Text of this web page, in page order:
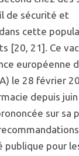
de sécurité et
cette
[20, 21]. Ce
européenne
le 28 février
depuis
sur sa
publique pour